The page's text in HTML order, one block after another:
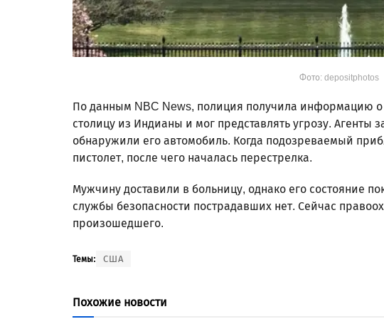
Фото: depositphotos
По данным NBC News, полиция получила информацию о
столицу из Индианы и мог представлять угрозу. Агенты
обнаружили его автомобиль. Когда подозреваемый
пистолет, после чего началась перестрелка.
Мужчину доставили в больницу, однако его состояние
службы безопасности пострадавших нет. Сейчас
произошедшего.
Темы: США
Похожие новости